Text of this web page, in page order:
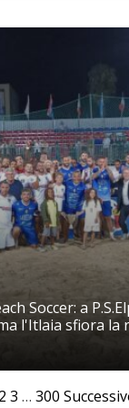
Soccer: a
l'Itlaia sfiora la
2 3 … 300